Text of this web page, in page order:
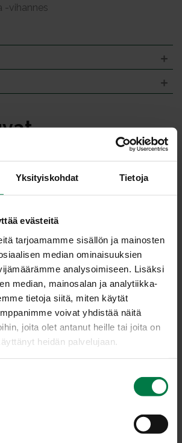
Yksityiskohdat Tietoja
evästeitä
tarjoamamme sisällön ja mainosten
median ominaisuuksien
analysoimiseen. Lisäksi
median, mainosalan ja analytiikka-
tietoja siitä, miten käytät
voivat yhdistää näitä
joita olet antanut heille tai joita on
heidän palvelujaan.
-vihannes
kas­
Al­sa­cen lant­tu-pos­su­
pa­ta
Avo­ka­do­sa­laat­ti